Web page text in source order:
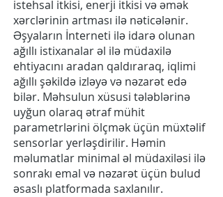
istehsal itkisi, enerji itkisi və əmək
xərclərinin artması ilə nəticələnir.
Əşyaların İnterneti ilə idarə olunan
ağıllı istixanalar əl ilə müdaxilə
ehtiyacını aradan qaldıraraq, iqlimi
ağıllı şəkildə izləyə və nəzarət edə
bilər. Məhsulun xüsusi tələblərinə
uyğun olaraq ətraf mühit
parametrlərini ölçmək üçün müxtəlif
sensorlar yerləşdirilir. Həmin
məlumatlar minimal əl müdaxiləsi ilə
sonrakı emal və nəzarət üçün bulud
əsaslı platformada saxlanılır.